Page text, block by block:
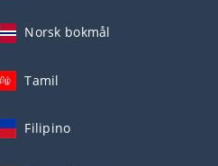
Norsk bokmål
Tamil
Filipino